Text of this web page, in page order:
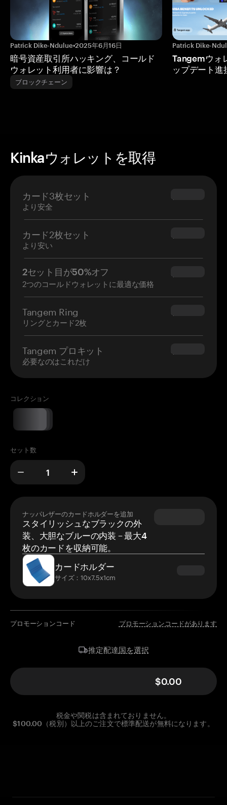
Patrick Dike-Ndulue•2025年6月16日
暗号資産取引所ハッキング、コールド
ウォレット利用者に影響は？
ブロックチェーン
Patrick Dike-
Tangemウォ
ップデート進
Kinkaウォレットを取得
カード3枚セット
より安全
$69.90
カード2枚セット
より安い
$54.90
2セット目が50%オフ
2つのコールドウォレットに最適な価格
$34.95
Tangem Ring
リングとカード2枚
$160.00
Tangem プロキット
必要なのはこれだけ
$180.00
コレクション
セット数
ナッパレザーのカードホルダーを追加
スタイリッシュなブラックの外
装、大胆なブルーの内装 – 最大4
枚のカードを収納可能。
カードホルダー
サイズ：10x7.5x1cm
プロモーションコード プロモーションコードがあります
推定配達国を選択
$0.00
税金や関税は含まれておりません。
$100.00（税別）以上のご注文で標準配送が無料になります。